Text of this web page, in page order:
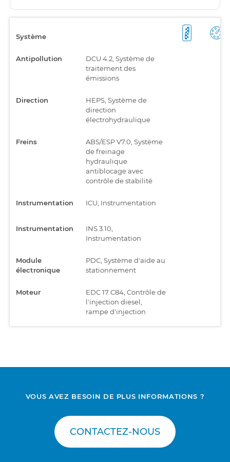
Système
Antipollution
DCU 4.2, Système de
traitement des
émissions
Direction
HEPS, Système de
direction
électrohydraulique
Freins
ABS/ESP V7.0, Système
de freinage
hydraulique
antiblocage avec
contrôle de stabilité
Instrumentation ICU, Instrumentation
Instrumentation
INS 3.10,
Instrumentation
Module
électronique
PDC, Système d'aide au
stationnement
Moteur
EDC 17 C84, Contrôle de
l'injection diesel,
rampe d'injection
Ordinateur
UPC, Unité de contrôle
rétention de sécurité
Système audio
audio
VOUS AVEZ BESOIN DE PLUS INFORMATIONS ?
CONTACTEZ-NOUS